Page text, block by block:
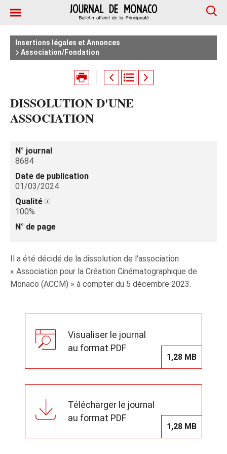
Insertions légales et Annonces
Association/Fondation
DISSOLUTION D'UNE
ASSOCIATION
N° journal
8684
Date de publication
01/03/2024
Qualité
100%
N° de page
Il a été décidé de la dissolution de l'association
« Association pour la Création Cinématographique de
Monaco (ACCM) » à compter du 5 décembre 2023.
Visualiser le journal
au format PDF
1,28 MB
Télécharger le journal
au format PDF
1,28 MB